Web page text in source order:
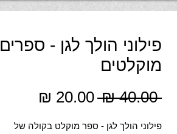
פילוני הולך לגן - ספרים
מוקלטים
‏40.00 ‏₪
מחיר
פילוני הולך לגן - ספר מוקלט בקולה של